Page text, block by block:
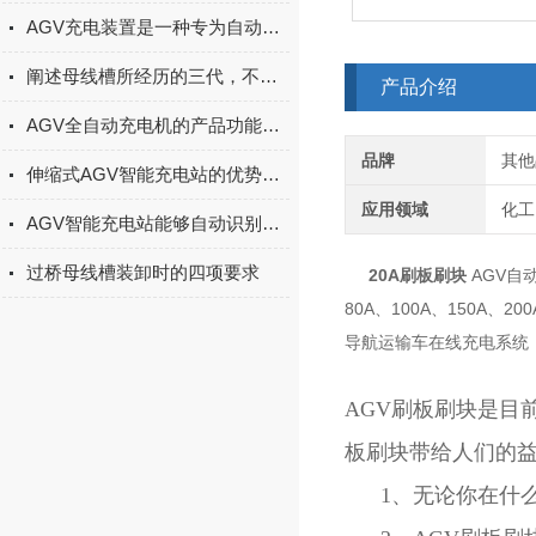
AGV充电装置是一种专为自动导引车（AGV）提供电能的设备
阐述母线槽所经历的三代，不得不涨的知识！
AGV全自动充电机的产品功能及主要特点你知道多少？
伸缩式AGV智能充电站的优势体现在哪里？
AGV智能充电站能够自动识别AGV的电量状态
过桥母线槽装卸时的四项要求
产品介绍
品牌 其
应用领域 化
20A刷板刷块 AGV自
80A、100A、150A、
导航运输车在线充电系
AGV刷板刷块是目
板刷块带给人们的
1、无论你在什么